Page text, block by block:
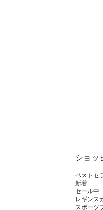
ショッ
ベストセ
新着
セール中
レギンス
スポーツ